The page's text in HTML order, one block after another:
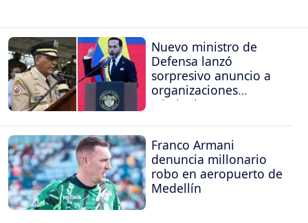
Nuevo ministro de
Defensa lanzó
sorpresivo anuncio a
organizaciones
criminales
Franco Armani
denuncia millonario
robo en aeropuerto de
Medellín